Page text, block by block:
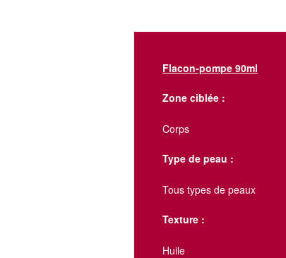
Flacon-pompe 90ml
Zone ciblée :
Corps
Type de peau :
Tous types de peaux
Texture :
Huile